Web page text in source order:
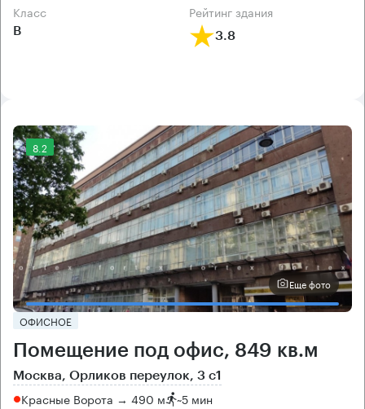
класс
B
рейтинг здания
3.8
8.2
Еще фото
ОФИСНОЕ
Помещение под офис, 849 кв.м
Москва, Орликов переулок, 3 с1
Красные Ворота → 490 м ~5 мин